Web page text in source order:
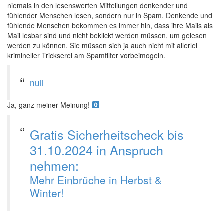
niemals in den lesenswerten Mitteilungen denkender und
fühlender Menschen lesen, sondern nur in Spam. Denkende und
fühlende Menschen bekommen es immer hin, dass ihre Mails als
Mail lesbar sind und nicht beklickt werden müssen, um gelesen
werden zu können. Sie müssen sich ja auch nicht mit allerlei
krimineller Trickserei am Spamfilter vorbeimogeln.
null
Ja, ganz meiner Meinung!
Gratis Sicherheitscheck bis
31.10.2024 in Anspruch
nehmen:
Mehr Einbrüche in Herbst &
Winter!